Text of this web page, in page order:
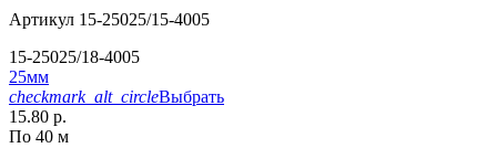
Артикул 15-25025/15-4005
15-25025/18-4005
25мм
checkmark_alt_circleВыбрать
15.80 р.
По 40 м